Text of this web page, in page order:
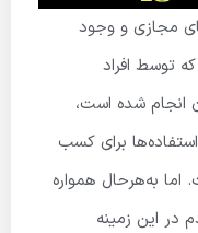
مجازی و وجود
توسط افراد
انجام شده است،
برای کسب
اما به‌هرحال همواره
در این زمینه